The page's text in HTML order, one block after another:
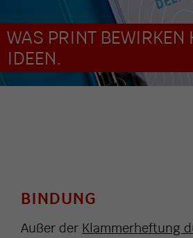
WAS PRINT
IDEEN.
BINDUNG
Außer der Klammerheftung